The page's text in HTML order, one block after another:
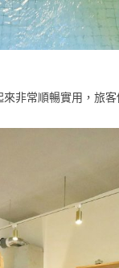
非常順暢實用，旅